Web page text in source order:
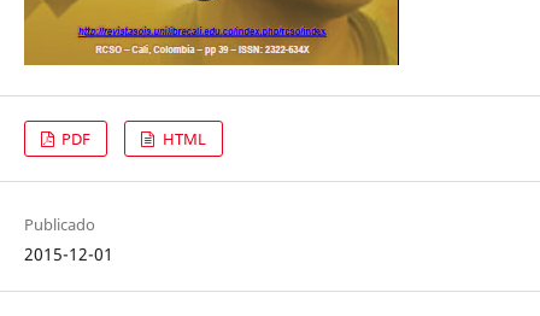
PDF HTML
Publicado
2015-12-01